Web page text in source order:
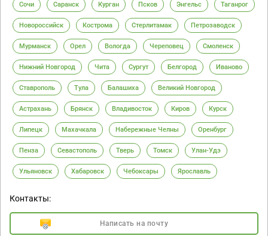
Сочи Саранск Курган Псков Энгельс Таганрог
Новороссийск Кострома Стерлитамак Петрозаводск
Мурманск Орел Вологда Череповец Смоленск
Нижний Новгород Чита Сургут Белгород Иваново
Ставрополь Тула Балашиха Великий Новгород
Астрахань Брянск Владивосток Киров Курск
Липецк Махачкала Набережные Челны Оренбург
Пенза Севастополь Тверь Томск Улан-Удэ
Ульяновск Хабаровск Чебоксары Ярославль
Контакты:
Написать на почту